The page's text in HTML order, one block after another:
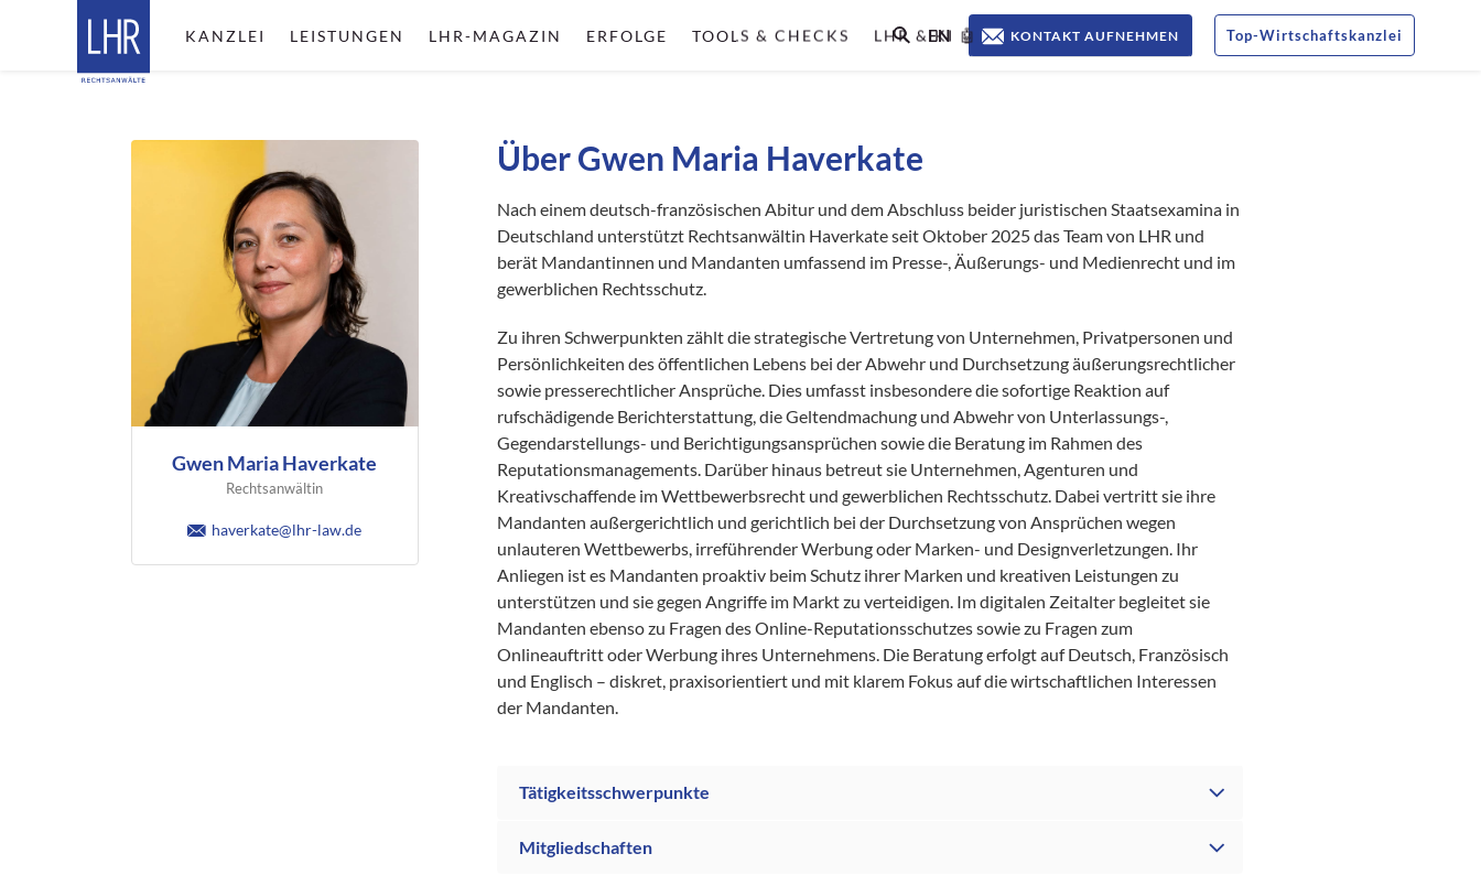
Top-Wirtschaftskanzlei
KONTAKT AUFNEHMEN
KANZLEI LEISTUNGEN LHR-MAGAZIN ERFOLGE TOOLS & CHECKS LHR & KI 🤖
EN
Gwen Maria Haverkate
Rechtsanwältin
haverkate@lhr-law.de
Über Gwen Maria Haverkate
Nach einem deutsch-französischen Abitur und dem Abschluss beider juristischen Staatsexamina in
Deutschland unterstützt Rechtsanwältin Haverkate seit Oktober 2025 das Team von LHR und
berät Mandantinnen und Mandanten umfassend im Presse-, Äußerungs- und Medienrecht und im
gewerblichen Rechtsschutz.
Zu ihren Schwerpunkten zählt die strategische Vertretung von Unternehmen, Privatpersonen und
Persönlichkeiten des öffentlichen Lebens bei der Abwehr und Durchsetzung äußerungsrechtlicher
sowie presserechtlicher Ansprüche. Dies umfasst insbesondere die sofortige Reaktion auf
rufschädigende Berichterstattung, die Geltendmachung und Abwehr von Unterlassungs-,
Gegendarstellungs- und Berichtigungsansprüchen sowie die Beratung im Rahmen des
Reputationsmanagements. Darüber hinaus betreut sie Unternehmen, Agenturen und
Kreativschaffende im Wettbewerbsrecht und gewerblichen Rechtsschutz. Dabei vertritt sie ihre
Mandanten außergerichtlich und gerichtlich bei der Durchsetzung von Ansprüchen wegen
unlauteren Wettbewerbs, irreführender Werbung oder Marken- und Designverletzungen. Ihr
Anliegen ist es Mandanten proaktiv beim Schutz ihrer Marken und kreativen Leistungen zu
unterstützen und sie gegen Angriffe im Markt zu verteidigen. Im digitalen Zeitalter begleitet sie
Mandanten ebenso zu Fragen des Online-Reputationsschutzes sowie zu Fragen zum
Onlineauftritt oder Werbung ihres Unternehmens. Die Beratung erfolgt auf Deutsch, Französisch
und Englisch – diskret, praxisorientiert und mit klarem Fokus auf die wirtschaftlichen Interessen
der Mandanten.
Tätigkeitsschwerpunkte
Mitgliedschaften